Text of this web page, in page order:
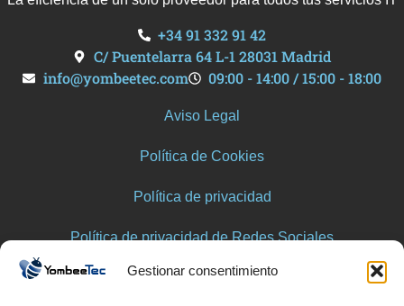
Gestionar consentimiento
+34 91 332 91 42
C/ Puentelarra 64 L-1 28031 Madrid
info@yombeetec.com
09:00 - 14:00 / 15:00 - 18:00
Aviso Legal
Política de Cookies
Política de privacidad
Política de privacidad de Redes Sociales
Trabaja con nosotros